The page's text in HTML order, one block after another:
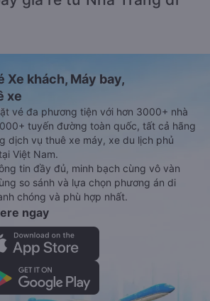
Xe khách, Máy bay,
xe
vé đa phương tiện với hơn 3000+ nhà
tuyến đường toàn quốc, tất cả hãng
dịch vụ thuê xe máy, xe du lịch phủ
Việt Nam.
tin đầy đủ, minh bạch cùng vô vàn
so sánh và lựa chọn phương án di
chóng và phù hợp nhất.
ngay